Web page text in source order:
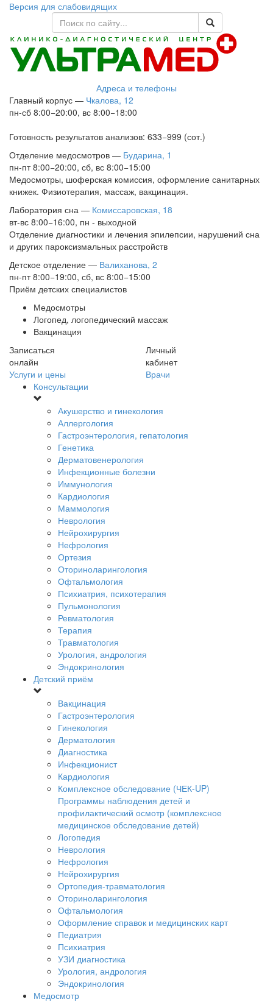
Версия для слабовидящих
Адреса и телефоны
Главный корпус — Чкалова, 12
пн-сб 8:00−20:00, вс 8:00−18:00
Готовность результатов анализов: 633−999 (сот.)
Отделение медосмотров — Бударина, 1
пн-пт 8:00−20:00, сб, вс 8:00−15:00
Медосмотры, шоферская комиссия, оформление санитарных
книжек. Физиотерапия, массаж, вакцинация.
Лаборатория сна — Комиссаровская, 18
вт-вс 8:00−16:00, пн - выходной
Отделение диагностики и лечения эпилепсии, нарушений сна
и других пароксизмальных расстройств
Детское отделение — Валиханова, 2
пн-пт 8:00−19:00, сб, вс 8:00−15:00
Приём детских специалистов
Медосмотры
Логопед, логопедический массаж
Вакцинация
Записаться
онлайн
Личный
кабинет
Услуги и цены
Врачи
Консультации
Акушерство и гинекология
Аллергология
Гастроэнтерология, гепатология
Генетика
Дерматовенерология
Инфекционные болезни
Иммунология
Кардиология
Маммология
Неврология
Нейрохирургия
Нефрология
Ортезия
Оториноларингология
Офтальмология
Психиатрия, психотерапия
Пульмонология
Ревматология
Терапия
Травматология
Урология, андрология
Эндокринология
Детский приём
Вакцинация
Гастроэнтерология
Гинекология
Дерматология
Диагностика
Инфекционист
Кардиология
Комплексное обследование (ЧЕК-UP)
Программы наблюдения детей и
профилактический осмотр (комплексное
медицинское обследование детей)
Логопедия
Неврология
Нефрология
Нейрохирургия
Ортопедия-травматология
Оториноларингология
Офтальмология
Оформление справок и медицинских карт
Педиатрия
Психиатрия
УЗИ диагностика
Урология, андрология
Эндокринология
Медосмотр